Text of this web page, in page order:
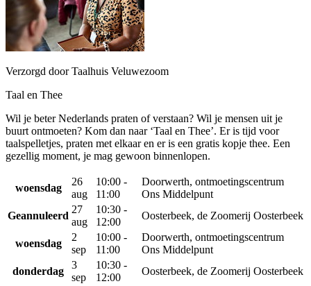
Verzorgd door Taalhuis Veluwezoom
Taal en Thee
Wil je beter Nederlands praten of verstaan? Wil je mensen uit je
buurt ontmoeten? Kom dan naar ‘Taal en Thee’. Er is tijd voor
taalspelletjes, praten met elkaar en er is een gratis kopje thee. Een
gezellig moment, je mag gewoon binnenlopen.
woensdag
26
aug
10:00 -
11:00
Doorwerth, ontmoetingscentrum
Ons Middelpunt
Geannuleerd
27
aug
10:30 -
12:00
Oosterbeek, de Zoomerij Oosterbeek
woensdag
2
sep
10:00 -
11:00
Doorwerth, ontmoetingscentrum
Ons Middelpunt
donderdag
3
sep
10:30 -
12:00
Oosterbeek, de Zoomerij Oosterbeek